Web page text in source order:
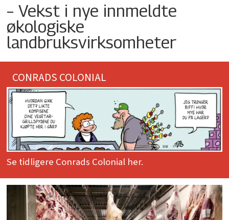
– Vekst i nye innmeldte
økologiske
landbruksvirksomheter
CONRADS COLONIAL
Se tidligere Conrads Colonial her.